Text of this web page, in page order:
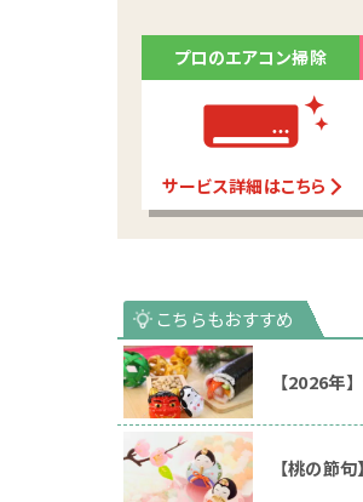
プロのエアコン掃除
サービス詳細はこちら
【2026年
【桃の節